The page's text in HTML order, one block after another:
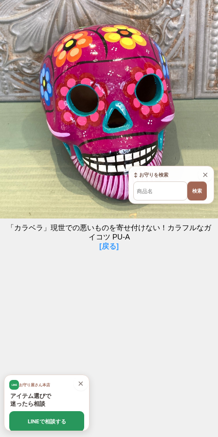
「カラベラ」現世での悪いものを寄せ付けない！カラフルなガ
イコツ PU-A
[戻る]
×
LINE お守り屋さん本店
アイテム選びで
迷ったら相談
LINEで相談する
×
↕ お守りを検索
検索